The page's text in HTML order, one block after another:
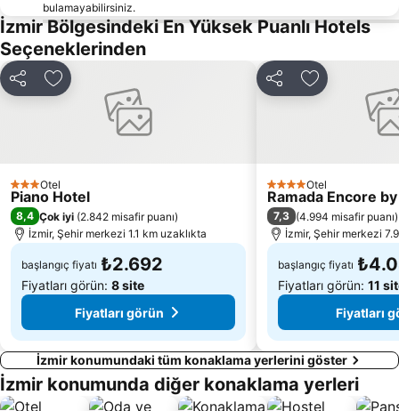
Kemeraltı
Gümüldür Halk Plajı
Çukuraltı Halk Plajı
Ege Üniversitesi Tıp Fakültesi
Fahrettin Altay Metro İstasyonu
Alsancak İskelesi
Menemen
Teos Marina
Göztepe İskelesi
Şirinyer Tren Garı
İzmir Saat Kulesi
Uçkuyular İskelesi
Karakum Halk Plajı
Pasaport Vapur İskelesi
14 Evler Halk Plajı
Poligon Metro İstasyonu
İzmir Atatürk Stadı
bulamayabilirsiniz.
İzmir Bölgesindeki En Yüksek Puanlı Hotels
Seçeneklerinden
Paylaş Favorilerime ekle
3 Yıldız
Otel
Piano Hotel
8,4 Çok iyi (2.842 misafir puanı)
İzmir, Şehir merkezi 1.1 km uzaklıkta
başlangıç fiyatı ₺2.692
Fiyatları görün: 8 site
Fiyatları görün
Paylaş Favorilerime
4 YıldızOtel
Ramada Encore
7,3 (4.994 misafir puanı)
İzmir, Şehir merkezi
başlangıç fiyatı
Fiyatları görün: 11
Fiyatları
İzmir konumundaki tüm konaklama yerlerini göster
İzmir konumunda diğer konaklama yerleri